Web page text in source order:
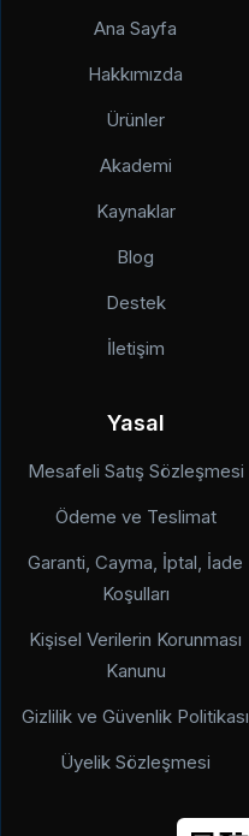
Ana Sayfa
Hakkımızda
Ürünler
Akademi
Kaynaklar
Blog
Destek
İletişim
Yasal
Mesafeli Satış Sözleşmesi
Ödeme ve Teslimat
Garanti, Cayma, İptal, İade
Koşulları
Kişisel Verilerin Korunması
Kanunu
Gizlilik ve Güvenlik Politikası
Üyelik Sözleşmesi